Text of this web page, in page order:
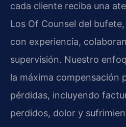
cada cliente reciba una
Los Of Counsel del
con experiencia,
supervisión. Nuestro
la máxima compensación
pérdidas, incluyendo
perdidos, dolor y